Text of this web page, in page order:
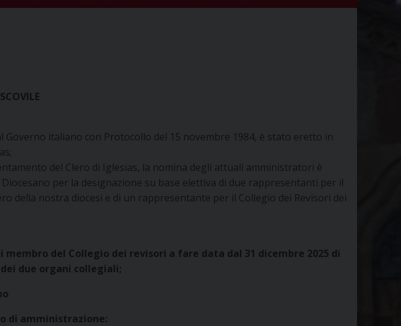
Governo italiano con Protocollo del 15 novembre 1984, è stato eretto in
del Clero di Iglesias, la nomina degli attuali amministratori è
per la designazione su base elettiva di due rappresentanti per il
della nostra diocesi e di un rappresentante per il Collegio dei Revisori dei
membro del Collegio dei revisori a fare data dal 31 dicembre 2025 di
due organi collegiali;
di amministrazione: